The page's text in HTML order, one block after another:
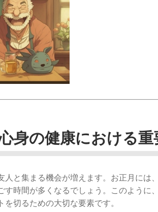
身の健康における重
人と集まる機会が増えます。お正月には
す時間が多くなるでしょう。このように
切るための大切な要素です。